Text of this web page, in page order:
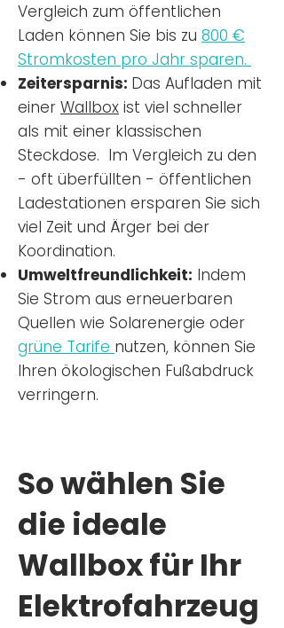
Vergleich zum öffentlichen
Laden können Sie bis zu 800 €
Stromkosten pro Jahr sparen.
Zeitersparnis: Das Aufladen mit
einer Wallbox ist viel schneller
als mit einer klassischen
Steckdose. Im Vergleich zu den
- oft überfüllten - öffentlichen
Ladestationen ersparen Sie sich
viel Zeit und Ärger bei der
Koordination.
Umweltfreundlichkeit: Indem
Sie Strom aus erneuerbaren
Quellen wie Solarenergie oder
grüne Tarife nutzen, können Sie
Ihren ökologischen Fußabdruck
verringern.
So wählen Sie
die ideale
Wallbox für Ihr
Elektrofahrzeug